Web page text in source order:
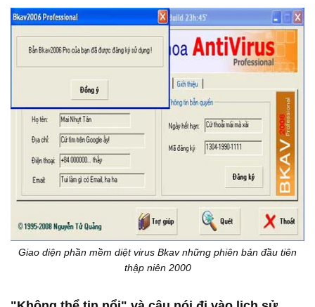
Giao diện phần mềm diệt virus Bkav những phiên bản đầu tiên
thập niên 2000